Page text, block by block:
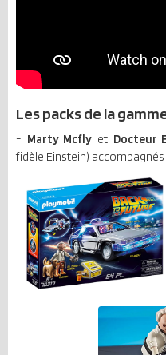
Lespacks de la
- Marty Mcfly et Docteur
fidèle Einstein)